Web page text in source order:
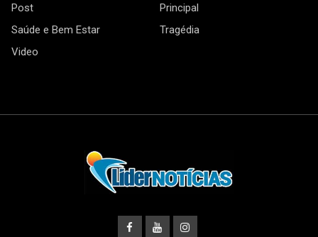
Post
Principal
Saúde e Bem Estar
Tragédia
Video